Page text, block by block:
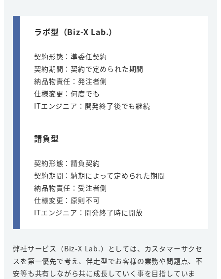
ラボ型 （Biz-X Lab.）
契約形態：準委任契約
契約期間：契約で定められた期間
納品物責任：発注者側
仕様変更：何度でも
ITエンジニア：開発終了後でも継続
請負型
契約形態：請負契約
契約期間：納期によって定められた期間
納品物責任：受注者側
仕様変更：原則不可
ITエンジニア：開発終了時に開放
弊社サービス（Biz-X Lab.）としては、カスタマーサクセ
スを第一優先で考え、伴走型でお客様の業務や問題点、不
安等も共有しながら共に成長していく事を目指していま